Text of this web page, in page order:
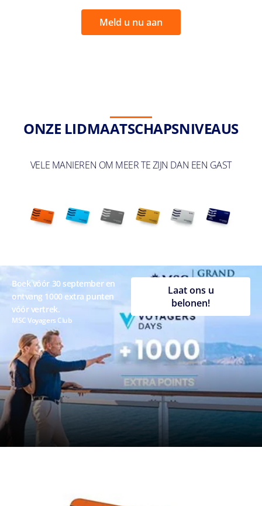
Meld u nu aan
ONZE LIDMAATSCHAPSNIVEAUS
VELE MANIEREN OM MEER TE ZIJN DAN EEN GAST
Boek vóór 30 september en
ontvang 1000 extra punten
vóór vertrek.
MSC Voyagers Club
Laat ons u
belonen!